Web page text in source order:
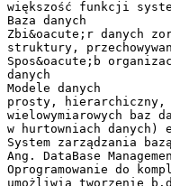
większość funkcji
Baza danych
Zbi&oacute;r danych
struktury,
Spos&oacute;b
danych
Modele danych
prosty, hierarchiczny,
wielowymiarowych baz
w hurtowniach danych)
System zarządzania
Ang. DataBase
Oprogramowanie do
umożliwia tworzenie